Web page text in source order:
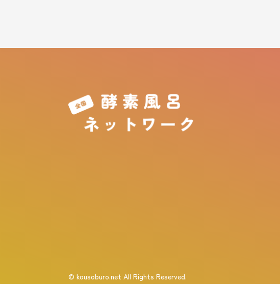
© kousoburo.net All Rights Reserved.